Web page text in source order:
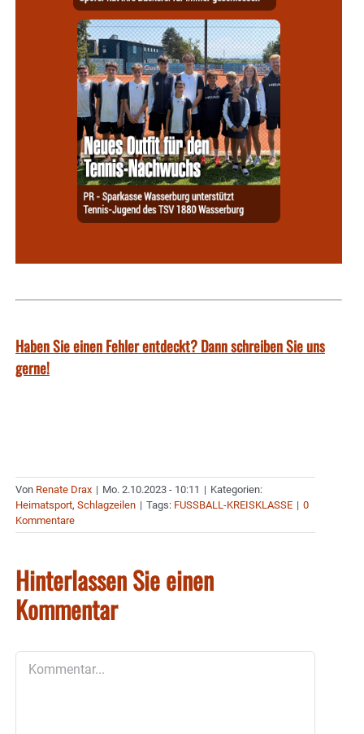
Haben Sie einen Fehler entdeckt? Dann schreiben Sie uns
gerne!
Von Renate Drax | Mo. 2.10.2023 - 10:11 | Kategorien:
Heimatsport, Schlagzeilen | Tags: FUSSBALL-KREISKLASSE | 0
Kommentare
Hinterlassen Sie einen
Kommentar